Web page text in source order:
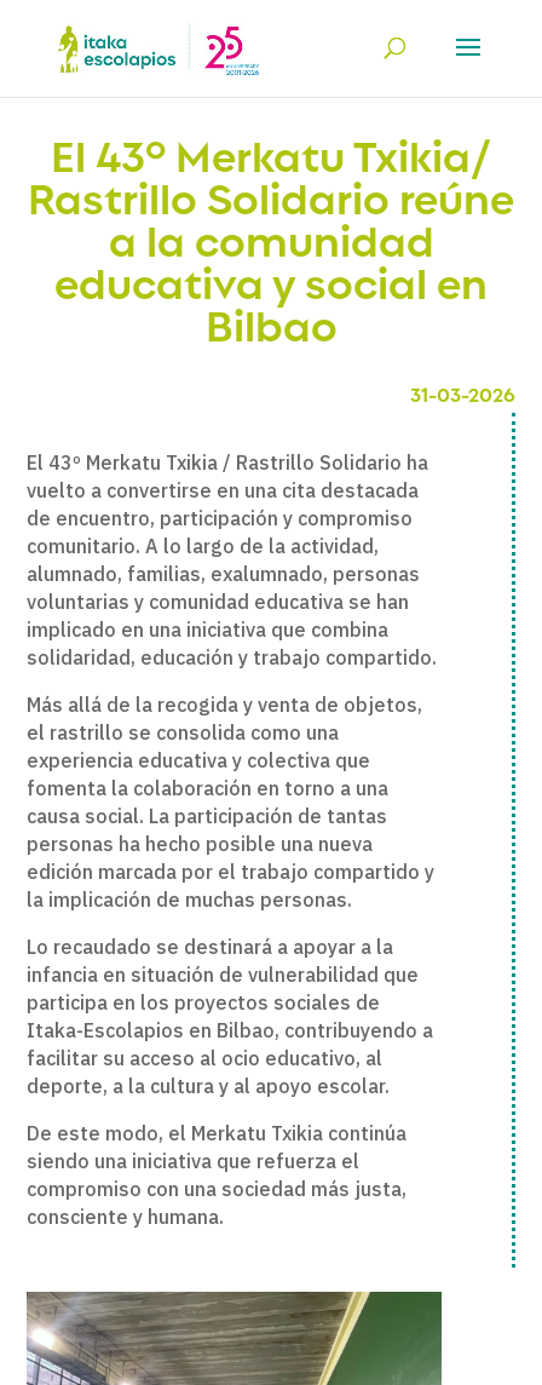
El 43º Merkatu Txikia/
Rastrillo Solidario reúne
a la comunidad
educativa y social en
Bilbao
31-03-2026
El 43º Merkatu Txikia / Rastrillo Solidario ha
vuelto a convertirse en una cita destacada
de encuentro, participación y compromiso
comunitario. A lo largo de la actividad,
alumnado, familias, exalumnado, personas
voluntarias y comunidad educativa se han
implicado en una iniciativa que combina
solidaridad, educación y trabajo compartido.
Más allá de la recogida y venta de objetos,
el rastrillo se consolida como una
experiencia educativa y colectiva que
fomenta la colaboración en torno a una
causa social. La participación de tantas
personas ha hecho posible una nueva
edición marcada por el trabajo compartido y
la implicación de muchas personas.
Lo recaudado se destinará a apoyar a la
infancia en situación de vulnerabilidad que
participa en los proyectos sociales de
Itaka-Escolapios en Bilbao, contribuyendo a
facilitar su acceso al ocio educativo, al
deporte, a la cultura y al apoyo escolar.
De este modo, el Merkatu Txikia continúa
siendo una iniciativa que refuerza el
compromiso con una sociedad más justa,
consciente y humana.